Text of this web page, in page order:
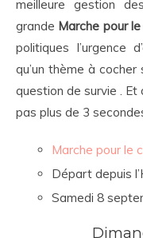
meilleure gestion
grande Marche pour
politiques l’urgence
qu’un thème à
question de survie . Et
pas plus de 3
Marche pour le
Départ depuis
Samedi 8